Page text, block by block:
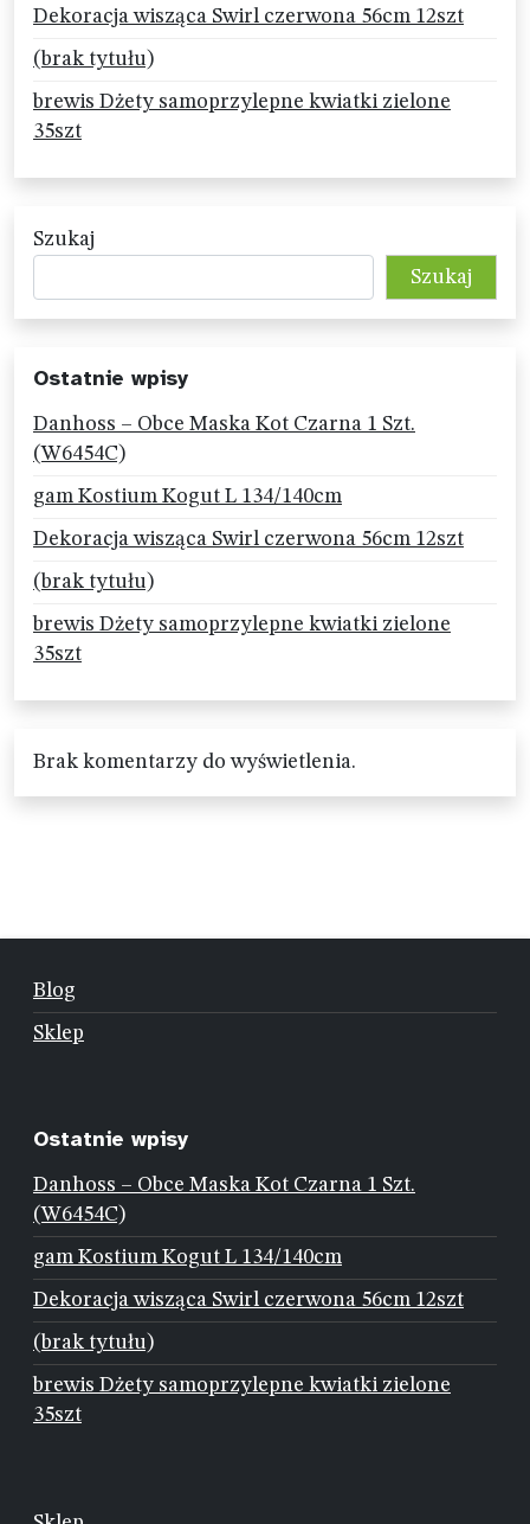
Dekoracja wisząca Swirl czerwona 56cm 12szt
(brak tytułu)
brewis Dżety samoprzylepne kwiatki zielone
35szt
Szukaj
Szukaj
Ostatnie wpisy
Danhoss – Obce Maska Kot Czarna 1 Szt.
(W6454C)
gam Kostium Kogut L 134/140cm
Dekoracja wisząca Swirl czerwona 56cm 12szt
(brak tytułu)
brewis Dżety samoprzylepne kwiatki zielone
35szt
Brak komentarzy do wyświetlenia.
Blog
Sklep
Ostatnie wpisy
Danhoss – Obce Maska Kot Czarna 1 Szt.
(W6454C)
gam Kostium Kogut L 134/140cm
Dekoracja wisząca Swirl czerwona 56cm 12szt
(brak tytułu)
brewis Dżety samoprzylepne kwiatki zielone
35szt